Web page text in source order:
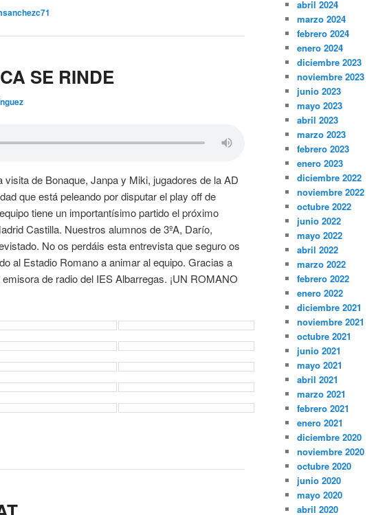
SE RINDE
de Bonaque, Janpa y Miki, jugadores de la AD
que está peleando por disputar el play off de
tiene un importantísimo partido el próximo
Castilla. Nuestros alumnos de 3ºA, Darío,
No os perdáis esta entrevista que seguro os
al Estadio Romano a animar al equipo. Gracias a
de radio del IES Albarregas. ¡UN ROMANO
abril 2024
marzo 2024
febrero 2024
enero 2024
diciembre 2023
noviembre 2023
junio 2023
mayo 2023
abril 2023
marzo 2023
febrero 2023
enero 2023
diciembre 2022
noviembre 2022
octubre 2022
junio 2022
mayo 2022
abril 2022
marzo 2022
febrero 2022
enero 2022
diciembre 2021
noviembre 2021
octubre 2021
junio 2021
mayo 2021
abril 2021
marzo 2021
febrero 2021
enero 2021
diciembre 2020
noviembre 2020
octubre 2020
junio 2020
mayo 2020
abril 2020